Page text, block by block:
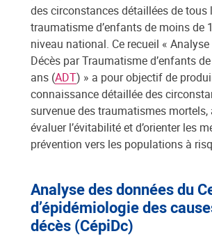
des circonstances détaillées de tous
traumatisme d’enfants de moins de
niveau national. Ce recueil «
Décès par Traumatisme d’enfants
ans (ADT) » a pour objectif de
connaissance détaillée des
survenue des traumatismes mortels,
évaluer l’évitabilité et d’orienter les
prévention vers les populations à
Analyse des données du
d’épidémiologie des
décès (CépiDc)